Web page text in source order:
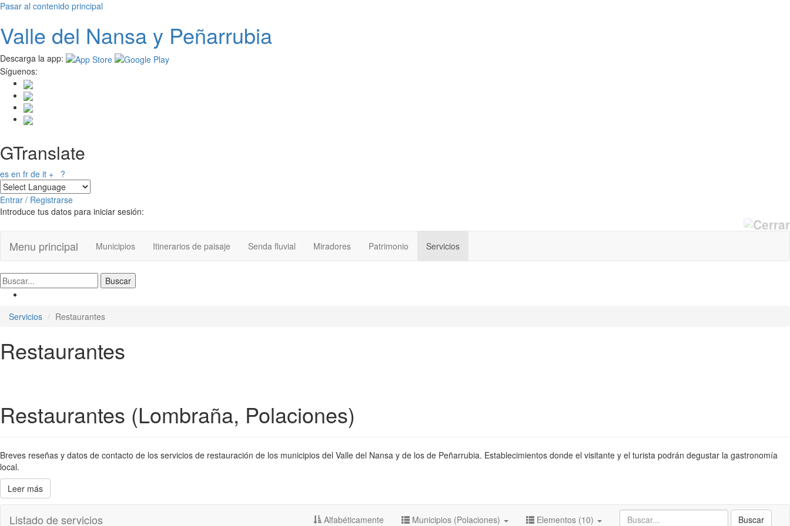
Pasar al contenido principal
Valle del Nansay Peñarrubia
Descarga la app:
Síguenos:
GTranslate
es en fr de it + ?
Entrar / Registrarse
Introduce tus datos para iniciar sesión:
Menu principal Municipios Itinerarios de paisaje Senda fluvial Miradores Patrimonio Servicios
Servicios Restaurantes
Restaurantes
Restaurantes (Lombraña, Polaciones)
Breves reseñas y datos de contacto de los servicios de restauración de los municipios del Valle del Nansa y de los de Peñarrubia. Establecimientos donde el visitante y el turista podrán degustar la gastronomía
local.
Leer más
Listado de servicios Buscar
Alfabéticamente Municipios (Polaciones) Elementos (10)